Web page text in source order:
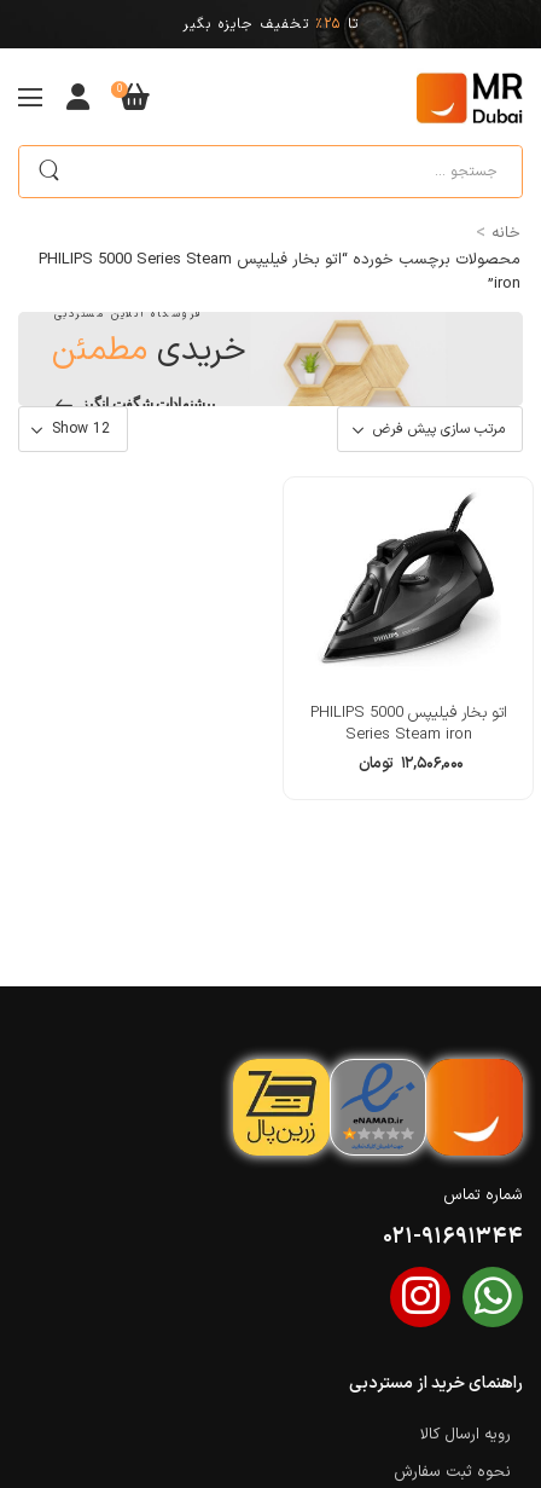
تا 25% تخفیف جایزه بگیر
0
خانه >
محصولات برچسب خورده “اتو بخار فیلیپس PHILIPS 5000 Series Steam
iron”
فروشگاه آنلاین مستردبی
خریدی مطمئن
پیشنهادات شگفت انگیز
اتو بخار فیلیپس PHILIPS 5000
Series Steam iron
۱۲,۵۰۶,۰۰۰ تومان
شماره تماس
021-91691344
راهنمای خرید از مستردبی
رویه ارسال کالا
نحوه ثبت سفارش